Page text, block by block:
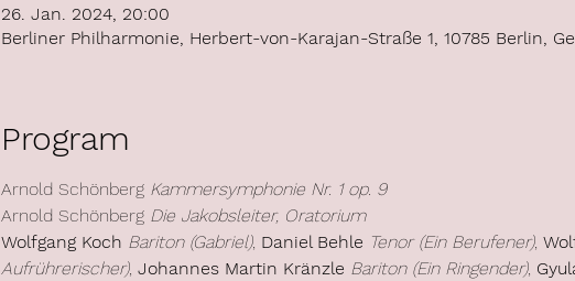
26. Jan. 2024, 20:00
Berliner Philharmonie, Herbert-von-Karajan-Straße 1, 10785 Berlin,
Program
Arnold Schönberg Kammersymphonie Nr. 1 op. 9
Arnold Schönberg Die Jakobsleiter, Oratorium
Wolfgang Koch Bariton (Gabriel), Daniel Behle Tenor (Ein Berufener),
Aufrührerischer), Johannes Martin Kränzle Bariton (Ein Ringender),